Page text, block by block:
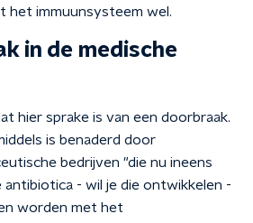
het immuunsysteem wel.
in de medische
hier sprake is van een doorbraak.
is benaderd door
bedrijven "die nu ineens
- wil je die ontwikkelen -
worden met het